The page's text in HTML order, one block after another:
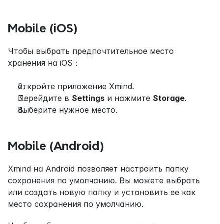
Mobile (iOS)
Чтобы выбрать предпочтительное место
хранения на iOS：
откройте приложение Xmind.
Перейдите в Settings и нажмите Storage.
Выберите нужное место.
Mobile (Android)
Xmind на Android позволяет настроить папку
сохранения по умолчанию. Вы можете выбрать
или создать новую папку и установить ее как
место сохранения по умолчанию.